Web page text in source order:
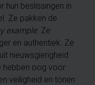
hun beslissingen in
Ze pakken de
example. Ze
en authentiek. Ze
nieuwsgierigheid
hebben oog voor
veiligheid en tonen